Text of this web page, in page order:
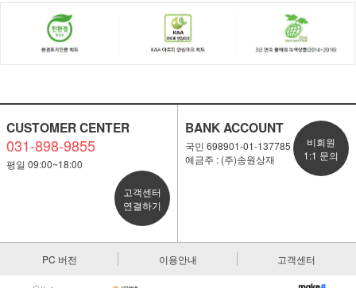
CUSTOMER CENTER
031-898-9855
평일 09:00~18:00
고객센터
연결하기
BANK ACCOUNT
국민 698901-01-137785
예금주 : (주)송원상재
비회원
1:1 문의
PC 버전 이용안내 고객센터